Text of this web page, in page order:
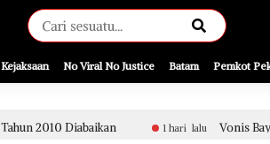
Kejaksaan No Viral No Justice Batam Pemkot
1 hari lalu Vonis Bayu di Tengah Sidang